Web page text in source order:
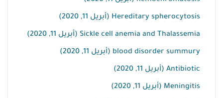
Hereditary spherocytosis (أبريل 11, 2020)
Sickle cell anemia and Thalassemia (أبريل 11, 2020)
blood disorder summury (أبريل 11, 2020)
Antibiotic (أبريل 11, 2020)
Meningitis (أبريل 11, 2020)